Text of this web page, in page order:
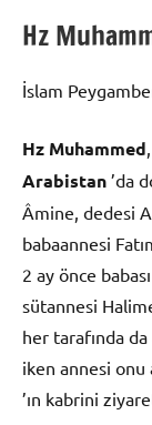
Hz
İslam
Hz Muhammed
Arabistan ’da
Âmine, dedesi
babaannesi
2 ay önce
sütannesi
her tarafında da
iken annesi onu
’ın kabrini